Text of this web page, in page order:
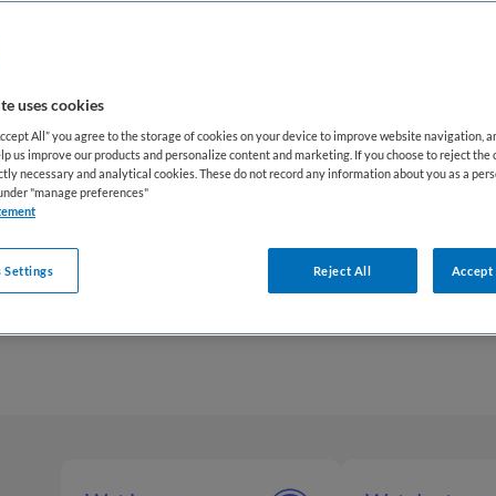
als begeleider, ervaringsdeskundige,
Zij bieden praktische ondersteuning,
uit en werken nauw samen met andere
rol van overige beroepen GGZ is groot. Deze
van cliënten, het bevorderen van
psychische problemen. Daarmee vormen zij een
behandeling en het dagelijks functioneren
bieden overige beroepen GGZ veel
en opleidingsniveaus binnen een
uses cookies
All” you agree to the storage of cookies on your device to improve website navigation,
us improve our products and personalize content and marketing. If you choose to reject the
necessary and analytical cookies. These do not record any information about you as a
"manage preferences"
Reject All Accept
Settings